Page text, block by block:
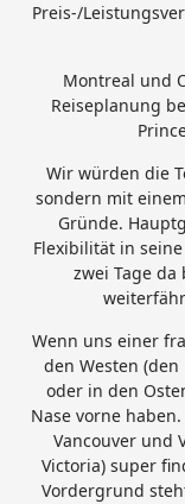
Preis-/
Montreal und
Reiseplanung
Wir würden die
sondern mit
Gründe.
Flexibilität in
zwei Tage
Wenn uns einer
den Westen
oder in den
Nase vorne
Vancouver und
Victoria) super
Vordergrund